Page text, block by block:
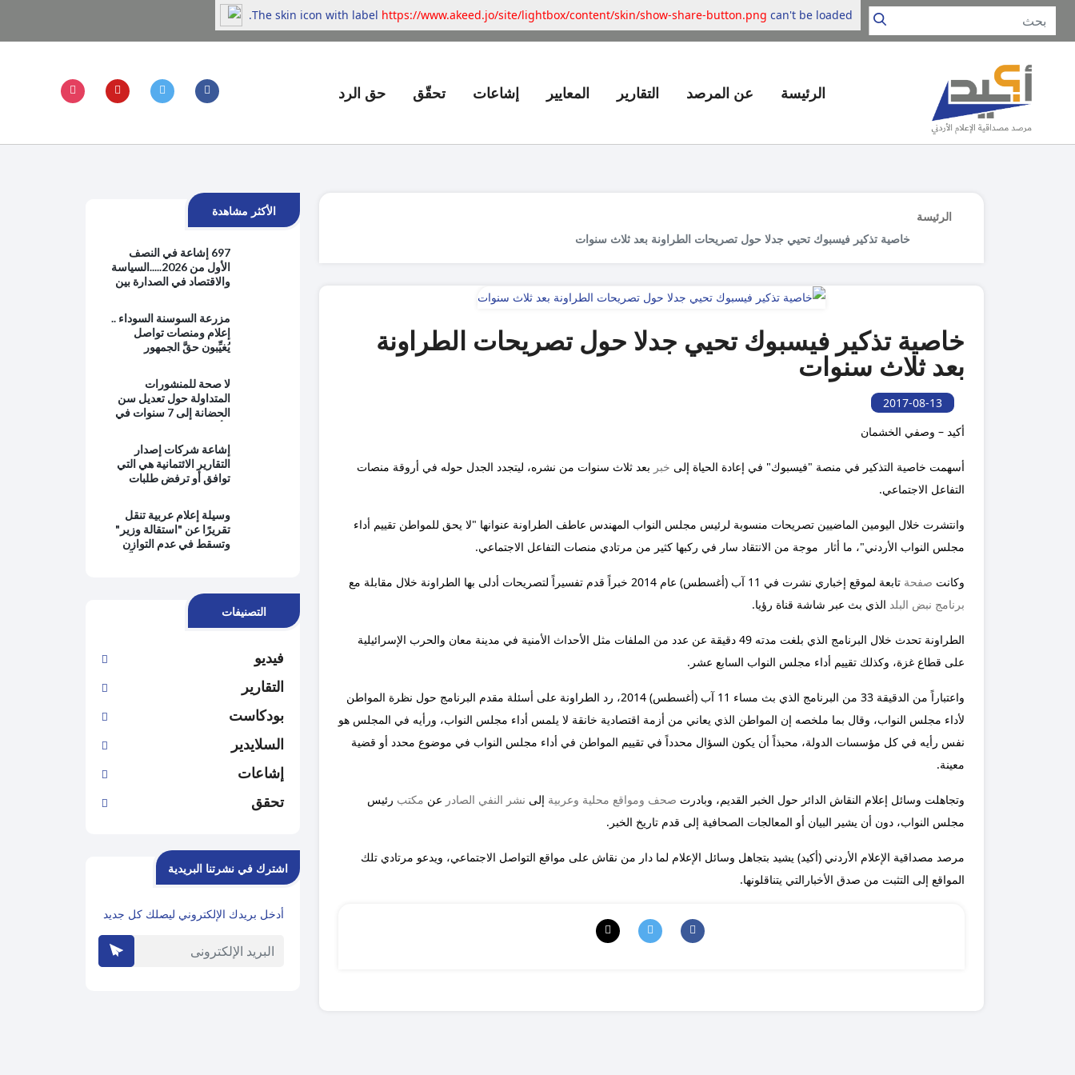
الرئيسة عن المرصد التقارير المعايير إشاعات تحقّق حق الرد
الرئيسة
خاصية تذكير فيسبوك تحيي جدلا حول تصريحات الطراونة بعد ثلاث سنوات
خاصية تذكير فيسبوك تحيي جدلا حول تصريحات الطراونة
بعد ثلاث سنوات
2017-08-13
أكيد – وصفي الخشمان
أسهمت خاصية التذكير في منصة "فيسبوك" في إعادة الحياة إلى خبر بعد ثلاث سنوات من نشره، ليتجدد الجدل حوله في أروقة منصات
التفاعل الاجتماعي.
وانتشرت خلال اليومين الماضيين تصريحات منسوبة لرئيس مجلس النواب المهندس عاطف الطراونة عنوانها "لا يحق للمواطن تقييم أداء
مجلس النواب الأردني"، ما أثار موجة من الانتقاد سار في ركبها كثير من مرتادي منصات التفاعل الاجتماعي.
وكانت صفحة تابعة لموقع إخباري نشرت في 11 آب (أغسطس) عام 2014 خبراً قدم تفسيراً لتصريحات أدلى بها الطراونة خلال مقابلة مع
برنامج نبض البلد الذي بث عبر شاشة قناة رؤيا.
الطراونة تحدث خلال البرنامج الذي بلغت مدته 49 دقيقة عن عدد من الملفات مثل الأحداث الأمنية في مدينة معان والحرب الإسرائيلية
على قطاع غزة، وكذلك تقييم أداء مجلس النواب السابع عشر.
واعتباراً من الدقيقة 33 من البرنامج الذي بث مساء 11 آب (أغسطس) 2014، رد الطراونة على أسئلة مقدم البرنامج حول نظرة المواطن
لأداء مجلس النواب، وقال بما ملخصه إن المواطن الذي يعاني من أزمة اقتصادية خانقة لا يلمس أداء مجلس النواب، ورأيه في المجلس هو
نفس رأيه في كل مؤسسات الدولة، محبذاً أن يكون السؤال محدداً في تقييم المواطن في أداء مجلس النواب في موضوع محدد أو قضية
معينة.
وتجاهلت وسائل إعلام النقاش الدائر حول الخبر القديم، وبادرت صحف ومواقع محلية وعربية إلى نشر النفي الصادر عن مكتب رئيس
مجلس النواب، دون أن يشير البيان أو المعالجات الصحافية إلى قدم تاريخ الخبر.
مرصد مصداقية الإعلام الأردني (أكيد) يشيد بتجاهل وسائل الإعلام لما دار من نقاش على مواقع التواصل الاجتماعي، ويدعو مرتادي تلك
المواقع إلى التثبت من صدق الأخبارالتي يتناقلونها.
الأكثر مشاهدة
697 إشاعة في النصف
الأول من 2026.....السياسة
والاقتصاد في الصدارة بين
والتوترات الإقليمية
مزرعة السوسنة السوداء ..
إعلام ومنصات تواصل
يُغيِّبون حقَّ الجمهور
حماية المصلحة العامة
وتطبيق القانون
لا صحة للمنشورات
المتداولة حول تعديل سن
الحضانة إلى 7 سنوات في
إشاعة شركات إصدار
التقارير الائتمانية هي التي
توافق أو ترفض طلبات
وسيلة إعلام عربية تنقل
تقريرًا عن "استقالة وزير"
وتسقط في عدم التوازن
التصنيفات
فيديو
التقارير
بودكاست
السلايدير
إشاعات
تحقق
اشترك في نشرتنا البريدية
أدخل بريدك الإلكتروني ليصلك كل جديد
The skin icon with label https://www.akeed.jo/site/lightbox/content/skin/show-share-button.png can't be loaded.